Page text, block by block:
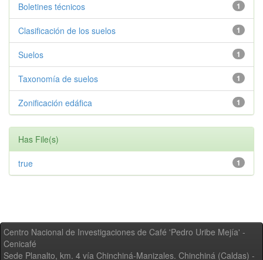
1
Boletines técnicos
1
Clasificación de los suelos
1
Suelos
1
Taxonomía de suelos
1
Zonificación edáfica
Has File(s)
1
true
Centro Nacional de Investigaciones de Café 'Pedro Uribe Mejía' -
Cenicafé
Sede Planalto, km. 4 vía Chinchiná-Manizales. Chinchiná (Caldas) -